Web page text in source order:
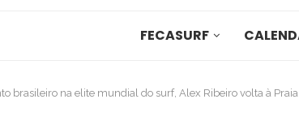
FECASURF
brasileiro na elite mundial do surf, Alex Ribeiro volta à